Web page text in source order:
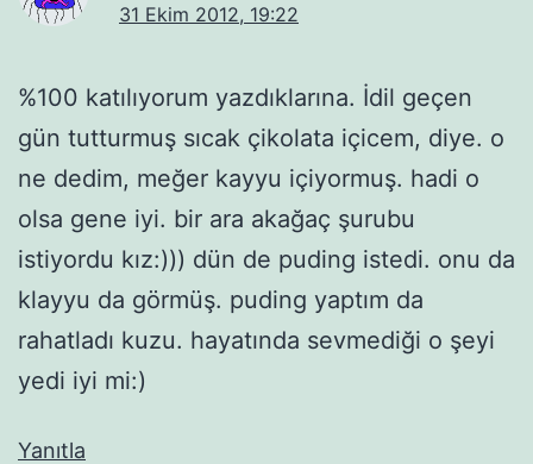
31 Ekim 2012, 19:22
%100 katılıyorum yazdıklarına. İdil geçen
gün tutturmuş sıcak çikolata içicem, diye. o
ne dedim, meğer kayyu içiyormuş. hadi o
olsa gene iyi. bir ara akağaç şurubu
istiyordu kız:))) dün de puding istedi. onu da
klayyu da görmüş. puding yaptım da
rahatladı kuzu. hayatında sevmediği o şeyi
yedi iyi mi:)
Yanıtla